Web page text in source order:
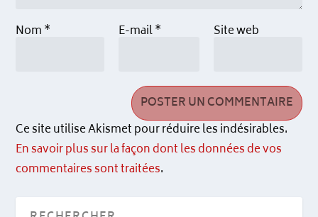
Nom* E-mail* Site web
Ce site utilise Akismet pour réduire les indésirables.
En savoir plus sur la façon dont les données de vos
commentaires sont traitées.